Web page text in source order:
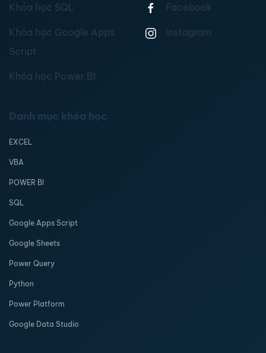
Khóa học SQL
Khóa học Google Apps
Script
Khóa học Power BI
Facebook
Instagram
Danh mục khóa học
EXCEL
VBA
POWER BI
SQL
Google Apps Script
Google Sheets
Power Query
Python
Power Platform
Google Data Studio